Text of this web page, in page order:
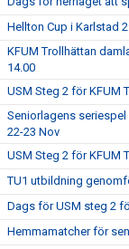
Hellton Cup i Karlstad
KFUM Trollhättan
14.00
USM Steg 2 för KFUM
Seniorlagens seriespel
22-23 Nov
USM Steg 2 för KFUM
TU1 utbildning
Dags för USM steg 2
Hemmamatcher för